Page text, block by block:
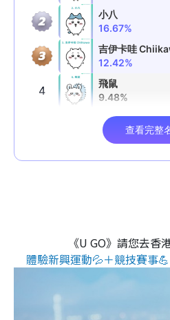
《U GO》請您去香
體驗新興運動💦＋競技賽事